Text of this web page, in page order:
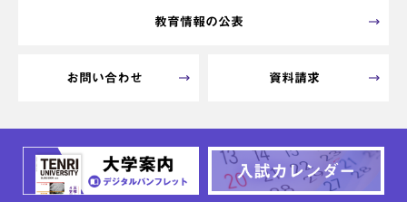
教育情報の公表
お問い合わせ 資料請求